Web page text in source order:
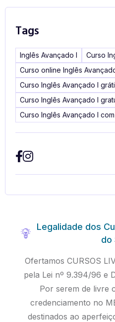
Legalidade dos
do
Ofertamos CURSOS
pela Lei nº 9.394/96 e
Por serem de livre
credenciamento no
destinados ao
Tags
Inglês Avançado I
Curso
Curso online Inglês
Curso Inglês Avançado I
Curso Inglês Avançado I
Curso Inglês Avançado I